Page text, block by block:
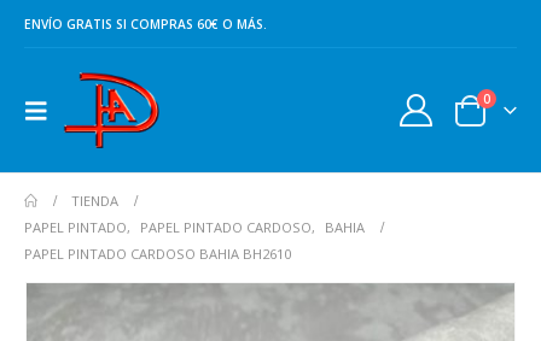
ENVÍO GRATIS SI COMPRAS 60€ O MÁS.
0
TIENDA
PAPEL PINTADO, PAPEL PINTADO CARDOSO,
BAHIA
PAPEL PINTADO CARDOSO BAHIA BH2610